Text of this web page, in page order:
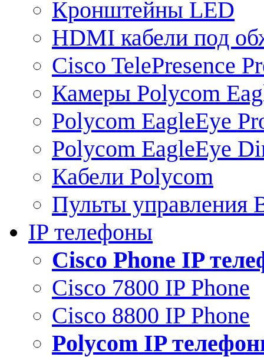
Кронштейны LED
HDMI кабели под
Cisco TelePresence
Камеры Polycom
Polycom EagleEye
Polycom EagleEye
Кабели Polycom
Пульты управления
IP телефоны
Сisco Phone IP
Cisco 7800 IP Phone
Cisco 8800 IP Phone
Polycom IP